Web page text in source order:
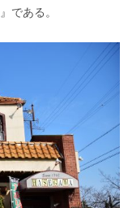
』である。